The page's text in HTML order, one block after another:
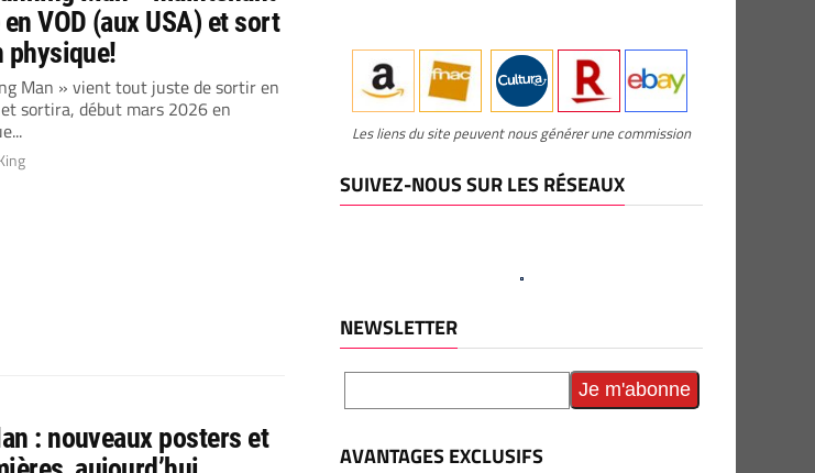
VOD (aux USA) et sort
physique!
Man » vient tout juste de sortir en
sortira, début mars 2026 en
: nouveaux posters et
Les liens du site peuvent nous générer une commission
SUIVEZ-NOUS SUR LES RÉSEAUX
NEWSLETTER
AVANTAGES EXCLUSIFS